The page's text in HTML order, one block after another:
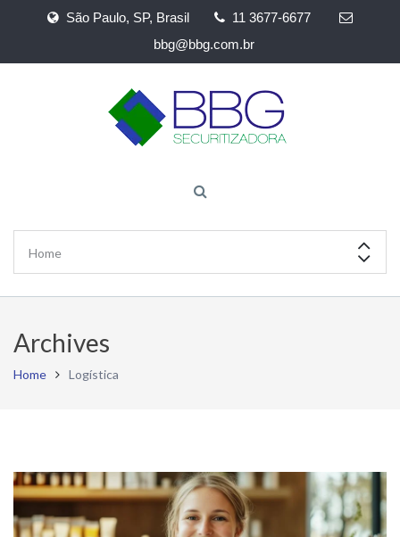
São Paulo, SP, Brasil
11 3677-6677
bbg@bbg.com.br
Archives
Home Logística